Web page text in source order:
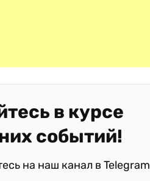
в курсе
событий!
на наш канал в Telegram